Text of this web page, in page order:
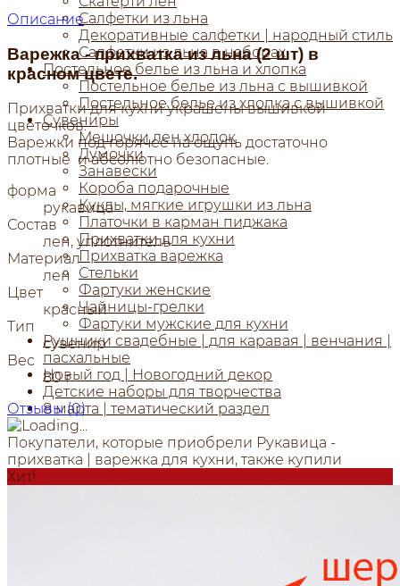
Салфетки из льна
Декоративные салфетки | народный стиль
Салфетки из льна в наборах
Постельное белье из льна и хлопка
Постельное белье из льна с вышивкой
Постельное белье из хлопка с вышивкой
Сувениры
Мешочки лен хлопок
Думочки
Занавески
Короба подарочные
Куклы, мягкие игрушки из льна
Платочки в карман пиджака
Прихватки для кухни
Прихватка варежка
Стельки
Фартуки женские
Чайницы-грелки
Фартуки мужские для кухни
Рушники свадебные | для каравая | венчания |
пасхальные
Новый год | Новогодний декор
Детские наборы для творчества
8 марта | тематический раздел
Описание
Варежка - прихватка из льна (2 шт) в
красном цвете.
Прихватки для кухни украшены вышивкой
цветочков.
Варежки под горячее на ощупь достаточно
плотные и абсолютно безопасные.
форма
рукавица
Состав
лен, уплотнитель
Материал
лен
Цвет
красный
Тип
сувенир
Вес
80 г
Отзывы (0)
Покупатели, которые приобрели Рукавица -
прихватка | варежка для кухни, также купили
Хит!